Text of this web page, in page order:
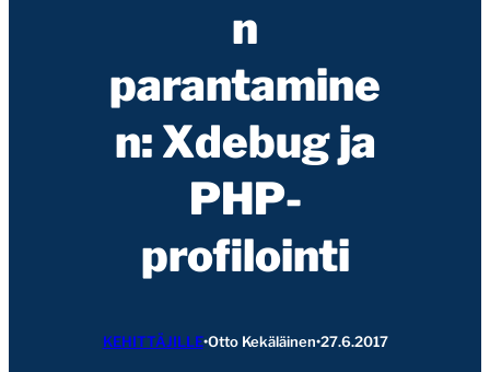
n
parantamine
n: Xdebug ja
PHP-
profilointi
KEHITTÄJILLE•Otto Kekäläinen•27.6.2017